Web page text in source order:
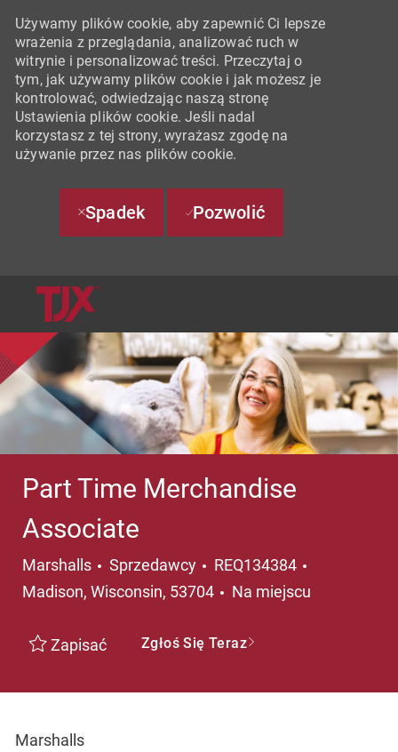
Używamy plików cookie, aby zapewnić Ci lepsze
wrażenia z przeglądania, analizować ruch w
witrynie i personalizować treści. Przeczytaj o
tym, jak używamy plików cookie i jak możesz je
kontrolować, odwiedzając naszą stronę
Ustawienia plików cookie. Jeśli nadal
korzystasz z tej strony, wyrażasz zgodę na
używanie przez nas plików cookie.
Spadek Pozwolić
Part Time Merchandise
Associate
Marshalls Kategoria
Sprzedawcy REQ134384
Madison, Wisconsin, 53704
Na miejscu
Zapisać Zgłoś Się Teraz
Marshalls